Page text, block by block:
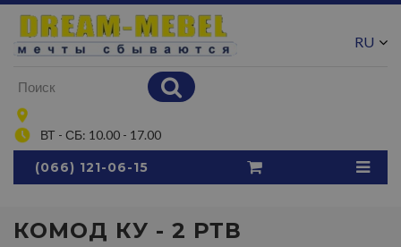
ВТ - СБ: 10.00 - 17.00
RU
(066) 121-06-15
КОМОД КУ - 2 РТВ